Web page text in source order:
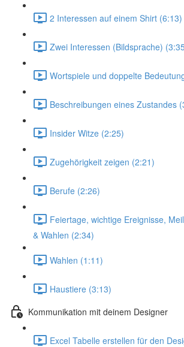
2 Interessen auf einem Shirt (6:13)
Zwei Interessen (Bildsprache)
Wortspiele und doppelte
Beschreibungen eines Zustandes
Insider Witze (2:25)
Zugehörigkeit zeigen (2:21)
Berufe (2:26)
Feiertage, wichtige Ereignisse,
& Wahlen (2:34)
Wahlen (1:11)
Haustiere (3:13)
Kommunikation mit deinem Designer
Excel Tabelle erstellen für den